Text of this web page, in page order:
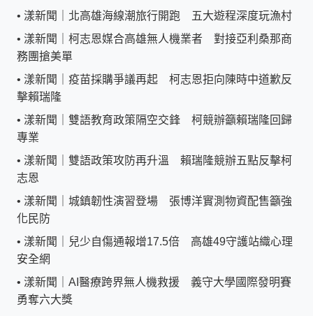
• 漾新聞｜北高雄海線潮旅行開跑 五大遊程深度玩漁村
• 漾新聞｜柯志恩媒合高雄無人機業者 對接亞利桑那商
務團搶美單
• 漾新聞｜疫苗採購爭議再起 柯志恩拒向陳時中道歉反
擊賴瑞隆
• 漾新聞｜雙語教育政策隔空交鋒 柯競辦籲賴瑞隆回歸
專業
• 漾新聞｜雙語政策攻防再升溫 賴瑞隆競辦五點反擊柯
志恩
• 漾新聞｜城鎮韌性演習登場 張博洋實測物資配售籲強
化民防
• 漾新聞｜兒少自傷通報增17.5倍 高雄49守護站織心理
安全網
• 漾新聞｜AI醫療跨界無人機救援 義守大學國際發明賽
勇奪六大獎